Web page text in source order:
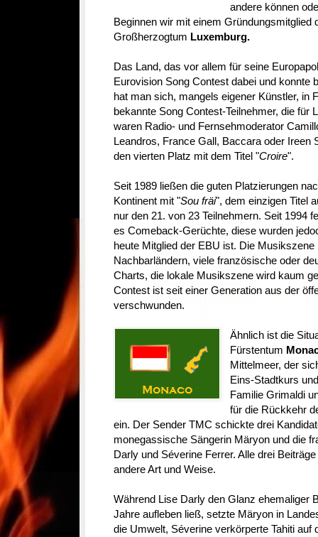
andere können
Beginnen wir mit einem
Großherzogtum Luxemburg.
Das Land, das vor allem für seine
Eurovision Song Contest dabei und konnte
hat man sich, mangels eigener Künstler, in
bekannte Song Contest-Teilnehmer, die für
waren Radio- und Fernsehmoderator
Leandros, France Gall, Baccara oder Ireen
den vierten Platz mit dem Titel "Croire".
Seit 1989 ließen die guten Platzierungen
Kontinent mit "Sou fräi", dem einzigen Titel
nur den 21. von 23 Teilnehmern. Seit 1994
es Comeback-Gerüchte, diese wurden
heute Mitglied der EBU ist. Die
Nachbarländern, viele französische oder
Charts, die lokale Musikszene wird kaum
Contest ist seit einer Generation aus der
verschwunden.
Ähnlich ist die
Fürstentum
Mittelmeer, der
Eins-Stadtkurs
Familie Grimaldi
für die Rückkehr
ein. Der Sender TMC schickte drei
monegassische Sängerin Märyon und die
Darly und Séverine Ferrer. Alle drei
andere Art und Weise.
Während Lise Darly den Glanz ehemaliger
Jahre aufleben ließ, setzte Märyon in
die Umwelt, Séverine verkörperte Tahiti auf